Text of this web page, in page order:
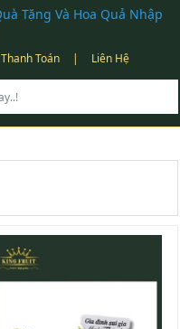
Thanh Toán | Liên Hệ